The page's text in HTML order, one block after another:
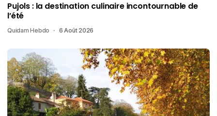
Pujols : la destination culinaire incontournable de
l’été
Quidam Hebdo 6 Août 2026